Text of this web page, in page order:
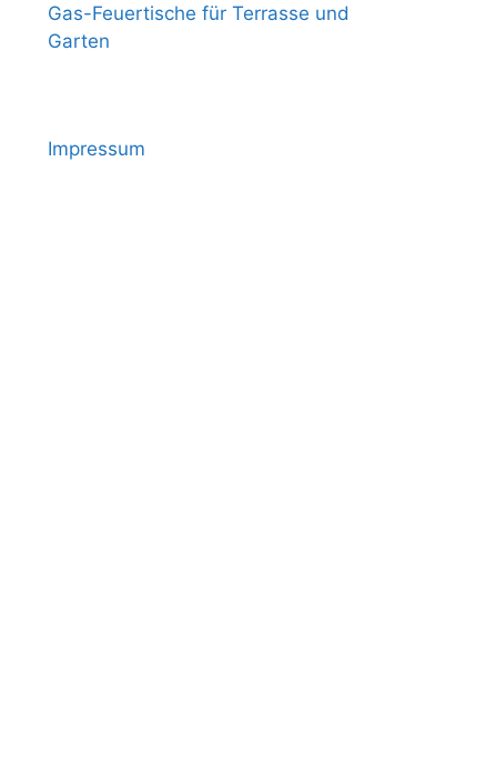
Gas-Feuertische für Terrasse und
Garten
Impressum